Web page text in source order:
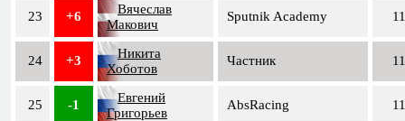
23 +6
Вячеслав
Макович
Sputnik Academy 11
24 +3
Никита
Хоботов
Частник 11
25 -1
Евгений
Григорьев
AbsRacing 11